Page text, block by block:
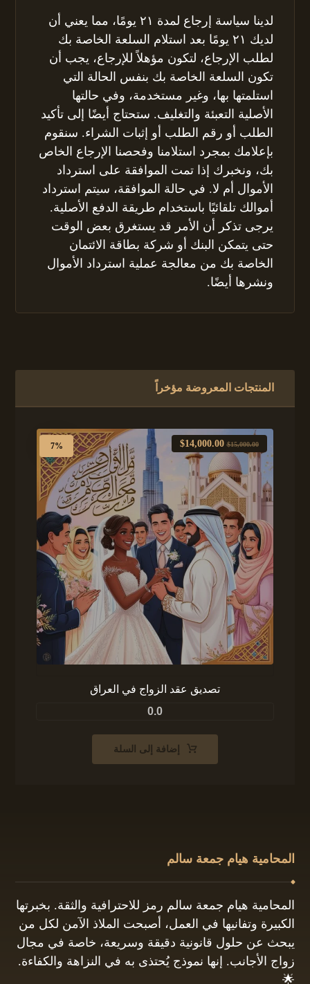
لدينا سياسة إرجاع لمدة ۲۱ يومًا، مما يعني أن
لديك ۲۱ يومًا بعد استلام السلعة الخاصة بك
لطلب الإرجاع، لتكون مؤهلاً للإرجاع، يجب أن
تكون السلعة الخاصة بك بنفس الحالة التي
استلمتها بها، وغير مستخدمة، وفي حالتها
الأصلية التعبئة والتغليف. ستحتاج أيضًا إلى تأكيد
الطلب أو رقم الطلب أو إثبات الشراء. سنقوم
بإعلامك بمجرد استلامنا وفحصنا الإرجاع الخاص
بك، ونخبرك إذا تمت الموافقة على استرداد
الأموال أم لا. في حالة الموافقة، سيتم استرداد
أموالك تلقائيًا باستخدام طريقة الدفع الأصلية.
يرجى تذكر أن الأمر قد يستغرق بعض الوقت
حتى يتمكن البنك أو شركة بطاقة الائتمان
الخاصة بك من معالجة عملية استرداد الأموال
ونشرها أيضًا.
المنتجات المعروضة مؤخراً
7%
تصديق عقد الزواج في العراق
0.0
$15,000.00
$14,000.00
إضافة إلى السلة
المحامية هيام جمعة سالم
المحامية هيام جمعة سالم رمز للاحترافية والثقة. بخبرتها
الكبيرة وتفانيها في العمل، أصبحت الملاذ الآمن لكل من
يبحث عن حلول قانونية دقيقة وسريعة، خاصة في مجال
زواج الأجانب. إنها نموذج يُحتذى به في النزاهة والكفاءة.
🌟